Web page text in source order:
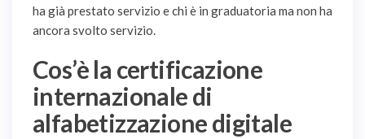
ha già prestato servizio e chi è in graduatoria ma non ha
ancora svolto servizio.
Cos’è la certificazione
internazionale di
alfabetizzazione digitale